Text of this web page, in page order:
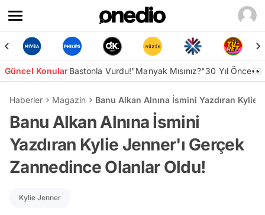
Güncel KonularBastonla Vurdu!"Manyak Mısınız?"30 Yıl Önce👀
Haberler Magazin Banu Alkan Alnına İsmini Yazdıran
Banu Alkan Alnına İsmini
Yazdıran Kylie Jenner'ı Gerçek
Zannedince Olanlar Oldu!
Kylie Jenner